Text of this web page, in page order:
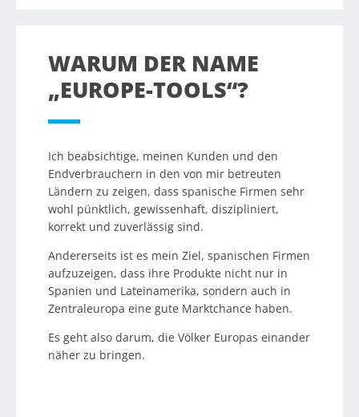
WARUM DER NAME
„EUROPE-TOOLS“?
Ich beabsichtige, meinen Kunden und den
Endverbrauchern in den von mir betreuten
Ländern zu zeigen, dass spanische Firmen sehr
wohl pünktlich, gewissenhaft, diszipliniert,
korrekt und zuverlässig sind.
Andererseits ist es mein Ziel, spanischen Firmen
aufzuzeigen, dass ihre Produkte nicht nur in
Spanien und Lateinamerika, sondern auch in
Zentraleuropa eine gute Marktchance haben.
Es geht also darum, die Völker Europas einander
näher zu bringen.